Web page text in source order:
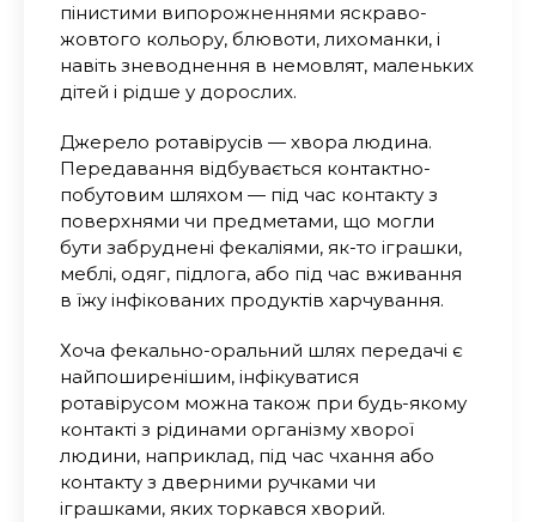
пінистими випорожненнями яскраво-
жовтого кольору, блювоти, лихоманки, і
навіть зневоднення в немовлят, маленьких
дітей і рідше у дорослих.
Джерело ротавірусів — хвора людина.
Передавання відбувається контактно-
побутовим шляхом — під час контакту з
поверхнями чи предметами, що могли
бути забруднені фекаліями, як-то іграшки,
меблі, одяг, підлога, або під час вживання
в їжу інфікованих продуктів харчування.
Хоча фекально-оральний шлях передачі є
найпоширенішим, інфікуватися
ротавірусом можна також при будь-якому
контакті з рідинами організму хворої
людини, наприклад, під час чхання або
контакту з дверними ручками чи
іграшками, яких торкався хворий.